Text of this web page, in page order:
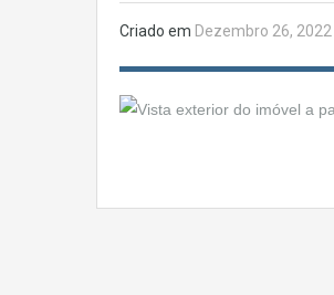
Criado em Dezembro 26, 2022